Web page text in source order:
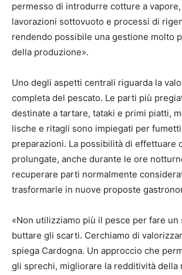
permesso di introdurre cotture a
lavorazioni sottovuoto e processi di
rendendo possibile una gestione molto
della produzione».
Uno degli aspetti centrali riguarda la
completa del pescato. Le parti più
destinate a tartare, tataki e primi piatti,
lische e ritagli sono impiegati per
preparazioni. La possibilità di effettuare
prolungate, anche durante le ore
recuperare parti normalmente
trasformarle in nuove proposte
«Non utilizziamo più il pesce per fare un
buttare gli scarti. Cerchiamo di
spiega Cardogna. Un approccio che
gli sprechi, migliorare la redditività della